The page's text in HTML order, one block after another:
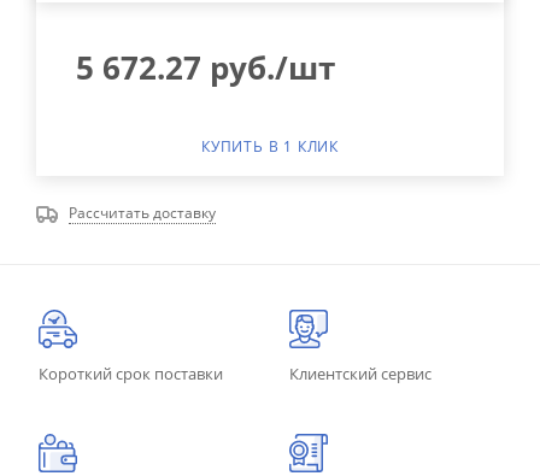
5 672.27 руб./шт
КУПИТЬ В 1 КЛИК
Рассчитать доставку
Короткий срок поставки Клиентский сервис